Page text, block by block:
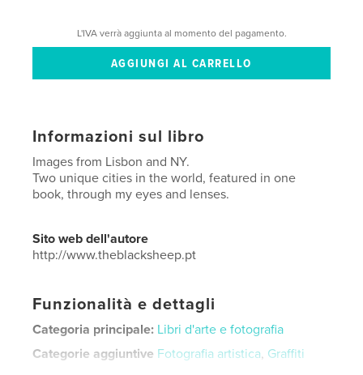
L'IVA verrà aggiunta al momento del pagamento.
Informazioni sul libro
Images from Lisbon and NY.
Two unique cities in the world, featured in one
book, through my eyes and lenses.
Sito web dell'autore
http://www.theblacksheep.pt
Funzionalità e dettagli
Categoria principale: Libri d'arte e fotografia
Categorie aggiuntive Fotografia artistica, Graffiti